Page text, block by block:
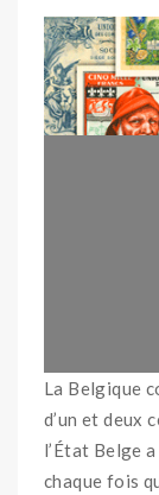
La Belgique
d’un et deux
l’État Belge
chaque fois